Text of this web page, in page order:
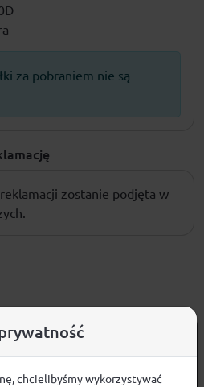
za pobraniem nie są
zostanie podjęta w
WYSYŁKAod 299 PLN
chcielibyśmy wykorzystywać